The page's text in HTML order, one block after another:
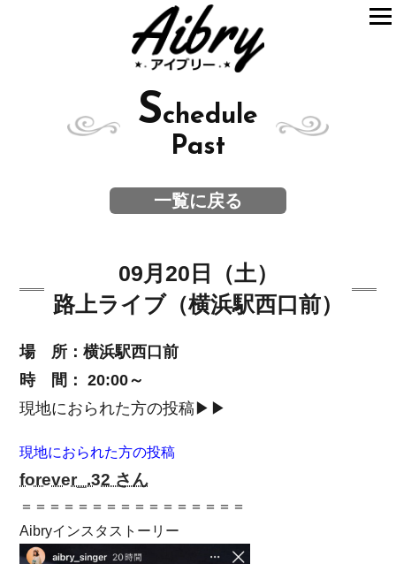
Schedule
Past
一覧に戻る
09月20日（土）
路上ライブ（横浜駅西口前）
場 所：横浜駅西口前
時 間： 20:00～
現地におられた方の投稿▶▶
現地におられた方の投稿
forever_.32 さん
＝＝＝＝＝＝＝＝＝＝＝＝＝＝＝＝
Aibryインスタストーリー